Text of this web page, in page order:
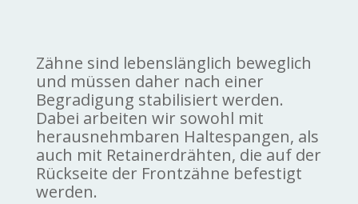
Zähne sind lebenslänglich beweglich
und müssen daher nach einer
Begradigung stabilisiert werden.
Dabei arbeiten wir sowohl mit
herausnehmbaren Haltespangen, als
auch mit Retainerdrähten, die auf der
Rückseite der Frontzähne befestigt
werden.